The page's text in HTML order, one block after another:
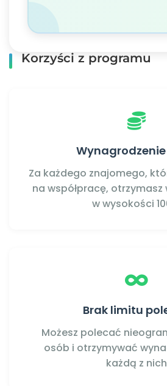
Korzyści z programu
Wynagrodzenie
Za każdego znajomego,
na współpracę,
w wysokości
Brak limitu
Możesz polecać
osób i otrzymywać
każdą z nich